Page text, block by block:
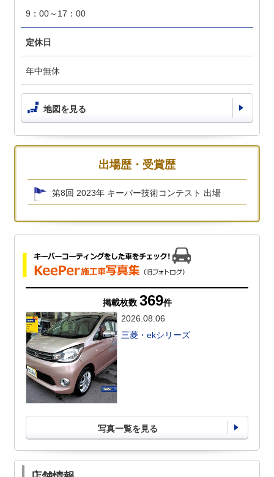
9：00～17：00
定休日
年中無休
地図を見る
出場歴・受賞歴
第8回 2023年 キーパー技術コンテスト 出場
掲載枚数 369件
2026.08.06
三菱・ekシリーズ
写真一覧を見る